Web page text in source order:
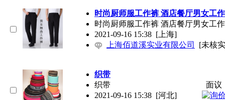
时尚厨师服工作裤 酒店餐厅男女工
时尚厨师服工作裤 酒店餐厅男女工
2021-09-16 15:38 [上海]
上海佰道溪实业有限公司
[未核
织带
织带
2021-09-16 15:38 [河北]
面议